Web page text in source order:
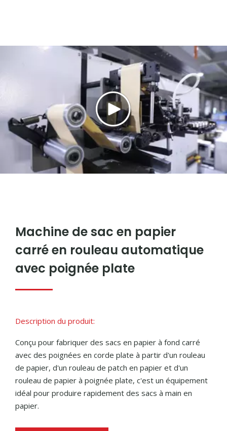
Machine de sac en papier
carré en rouleau automatique
avec poignée plate
Description du produit:
Conçu pour fabriquer des sacs en papier à fond carré
avec des poignées en corde plate à partir d'un rouleau
de papier, d'un rouleau de patch en papier et d'un
rouleau de papier à poignée plate, c'est un équipement
idéal pour produire rapidement des sacs à main en
papier.